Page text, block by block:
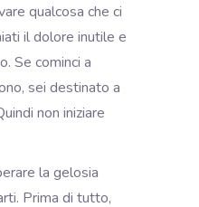
qualcosa che ci
il dolore inutile e
Se cominci a
sei destinato a
non iniziare
la gelosia
Prima di tutto,